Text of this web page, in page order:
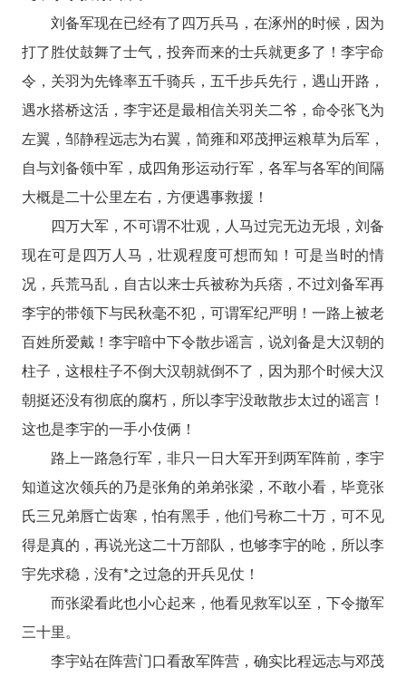
刘备军现在已经有了四万兵马，在涿州的时候，因为
打了胜仗鼓舞了士气，投奔而来的士兵就更多了！李宇命
令，关羽为先锋率五千骑兵，五千步兵先行，遇山开路，
遇水搭桥这活，李宇还是最相信关羽关二爷，命令张飞为
左翼，邹静程远志为右翼，简雍和邓茂押运粮草为后军，
自与刘备领中军，成四角形运动行军，各军与各军的间隔
大概是二十公里左右，方便遇事救援！
四万大军，不可谓不壮观，人马过完无边无垠，刘备
现在可是四万人马，壮观程度可想而知！可是当时的情
况，兵荒马乱，自古以来士兵被称为兵痞，不过刘备军再
李宇的带领下与民秋毫不犯，可谓军纪严明！一路上被老
百姓所爱戴！李宇暗中下令散步谣言，说刘备是大汉朝的
柱子，这根柱子不倒大汉朝就倒不了，因为那个时候大汉
朝挺还没有彻底的腐朽，所以李宇没敢散步太过的谣言！
这也是李宇的一手小伎俩！
路上一路急行军，非只一日大军开到两军阵前，李宇
知道这次领兵的乃是张角的弟弟张梁，不敢小看，毕竟张
氏三兄弟唇亡齿寒，怕有黑手，他们号称二十万，可不见
得是真的，再说光这二十万部队，也够李宇的呛，所以李
宇先求稳，没有*之过急的开兵见仗！
而张梁看此也小心起来，他看见救军以至，下令撤军
三十里。
李宇站在阵营门口看敌军阵营，确实比程远志与邓茂